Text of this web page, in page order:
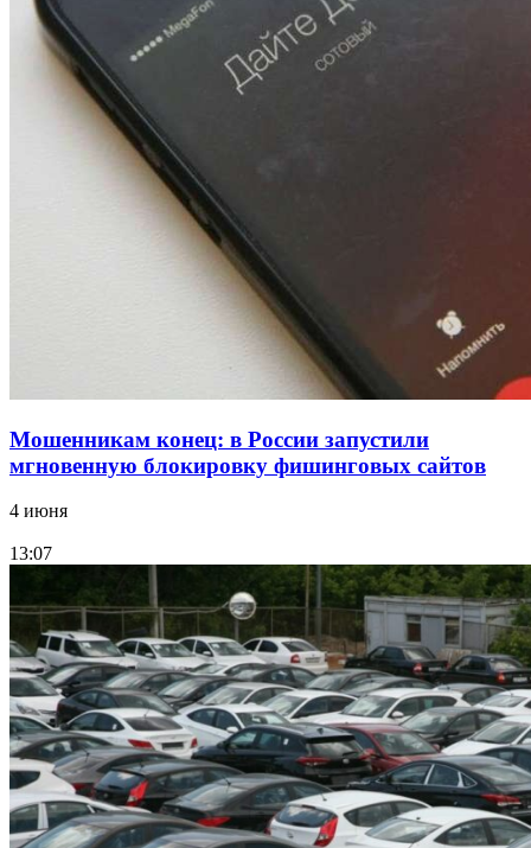
12:39
Сладкий праздник в Волгограде: в Центральном
парке прошёл фестиваль „Арбузный переполох“
Волгоградские компании нарастили экспорт:
заключены контракты на 3,6 млн долларов
Мошенникам конец: в России запустили
мгновенную блокировку фишинговых сайтов
4 июня
13:07